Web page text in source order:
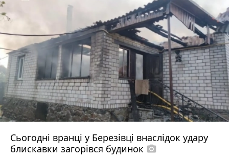
Сьогодні вранці у Березівці внаслідок удару
блискавки загорівся будинок photo_camera